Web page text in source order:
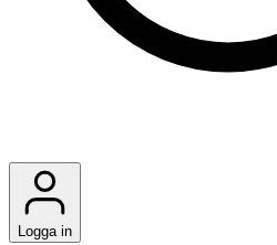
Logga in